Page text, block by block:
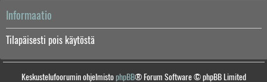
Informaatio
Tilapäisesti pois käytöstä
Keskustelufoorumin ohjelmistophpBB® Forum Software © phpBB Limited